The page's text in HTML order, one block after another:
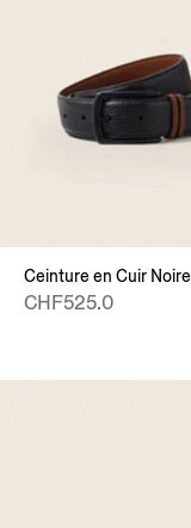
Ceinture en Cuir Noire
CHF525.0